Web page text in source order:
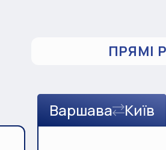
ПРЯМІ
Варшава Київ